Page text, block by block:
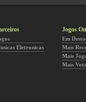
Eletronicas
Jogos
Em
Mais
Mais
Mais